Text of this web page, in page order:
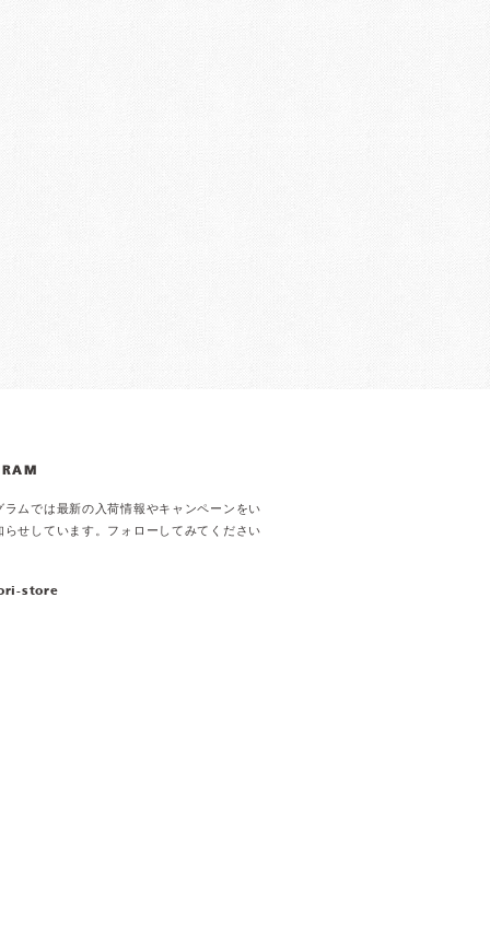
ラムでは最新の入荷情報やキャンペーンをい
らせしています。フォローしてみてください
store